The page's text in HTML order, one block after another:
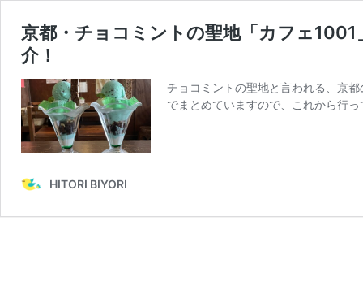
京都・チョコミントの聖地「カフェ
介！
チョコミントの聖地と言われる、京
でまとめていますので、これから行
HITORI BIYORI